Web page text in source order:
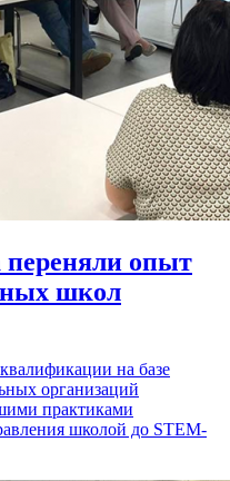
переняли опыт
школ
на базе
организаций
практиками
школой до STEM-